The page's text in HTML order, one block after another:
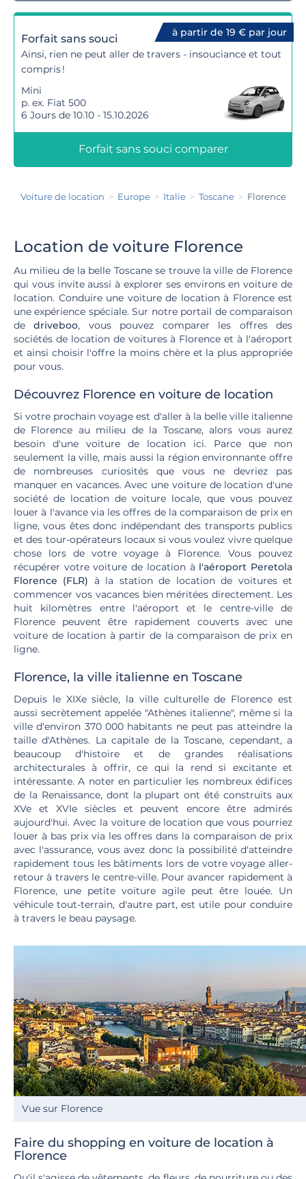
à partir de 19 € par jour
Forfait sans souci
Ainsi, rien ne peut aller de travers - insouciance et tout
compris !
Mini
p. ex. Fiat 500
6 Jours de 10.10 - 15.10.2026
Forfait sans souci comparer
Voiture de location Europe Italie Toscane Florence
Location de voiture Florence
Au milieu de la belle Toscane se trouve la ville de Florence
qui vous invite aussi à explorer ses environs en voiture de
location. Conduire une voiture de location à Florence est
une expérience spéciale. Sur notre portail de comparaison
dedriveboo, vous pouvez comparer les offres des
sociétés de location de voitures à Florence et à l'aéroport
et ainsi choisir l'offre la moins chère et la plus appropriée
pour vous.
Découvrez Florence en voiture de location
Si votre prochain voyage est d'aller à la belle ville italienne
de Florence au milieu de la Toscane, alors vous aurez
besoin d'une voiture de location ici. Parce que non
seulement la ville, mais aussi la région environnante offre
de nombreuses curiosités que vous ne devriez pas
manquer en vacances. Avec une voiture de location d'une
société de location de voiture locale, que vous pouvez
louer à l'avance via les offres de la comparaison de prix en
ligne, vous êtes donc indépendant des transports publics
et des tour-opérateurs locaux si vous voulez vivre quelque
chose lors de votre voyage à Florence. Vous pouvez
récupérer votre voiture de location à l'aéroport Peretola
Florence (FLR) à la station de location de voitures et
commencer vos vacances bien méritées directement. Les
huit kilomètres entre l'aéroport et le centre-ville de
Florence peuvent être rapidement couverts avec une
voiture de location à partir de la comparaison de prix en
ligne.
Florence, la ville italienne en Toscane
Depuis le XIXe siècle, la ville culturelle de Florence est
aussi secrètement appelée "Athènes italienne", même si la
ville d'environ 370 000 habitants ne peut pas atteindre la
taille d'Athènes. La capitale de la Toscane, cependant, a
beaucoup d'histoire et de grandes réalisations
architecturales à offrir, ce qui la rend si excitante et
intéressante. A noter en particulier les nombreux édifices
de la Renaissance, dont la plupart ont été construits aux
XVe et XVIe siècles et peuvent encore être admirés
aujourd'hui. Avec la voiture de location que vous pourriez
louer à bas prix via les offres dans la comparaison de prix
avec l'assurance, vous avez donc la possibilité d'atteindre
rapidement tous les bâtiments lors de votre voyage aller-
retour à travers le centre-ville. Pour avancer rapidement à
Florence, une petite voiture agile peut être louée. Un
véhicule tout-terrain, d'autre part, est utile pour conduire
à travers le beau paysage.
Vue sur Florence
Faire du shopping en voiture de location à
Florence